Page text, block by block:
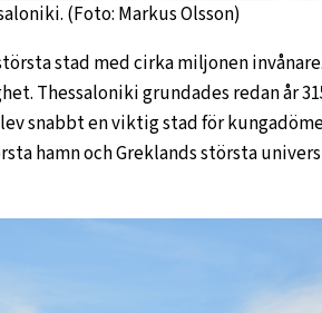
(Foto: Markus Olsson)
stad med cirka miljonen
Thessaloniki grundades redan år
snabbt en viktig stad för
hamn och Greklands största